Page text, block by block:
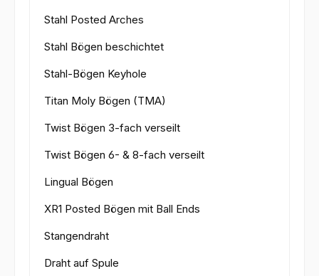
Stahl Posted Arches
Stahl Bögen beschichtet
Stahl-Bögen Keyhole
Titan Moly Bögen (TMA)
Twist Bögen 3-fach verseilt
Twist Bögen 6- & 8-fach verseilt
Lingual Bögen
XR1 Posted Bögen mit Ball Ends
Stangendraht
Draht auf Spule